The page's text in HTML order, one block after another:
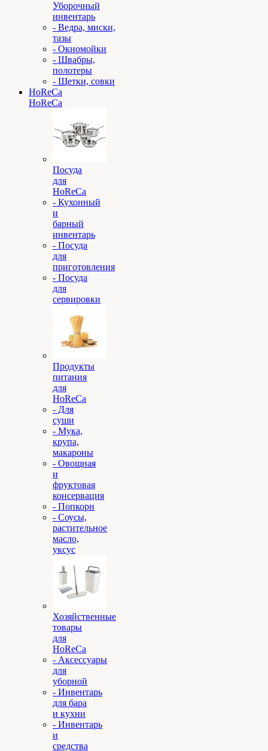
Уборочный
инвентарь
- Ведра, миски,
тазы
- Окномойки
- Швабры,
полотеры
- Щетки, совки
HoReCa
HoReCa
Посуда
для
HoReCa
- Кухонный
и
барный
инвентарь
- Посуда
для
приготовления
- Посуда
для
сервировки
Продукты
питания
для
HoReCa
- Для
суши
- Мука,
крупа,
макароны
- Овощная
и
фруктовая
консервация
- Попкорн
- Соусы,
растительное
масло,
уксус
Хозяйственные
товары
для
HoReCa
- Аксессуары
для
уборной
- Инвентарь
для бара
и кухни
- Инвентарь
и
средства